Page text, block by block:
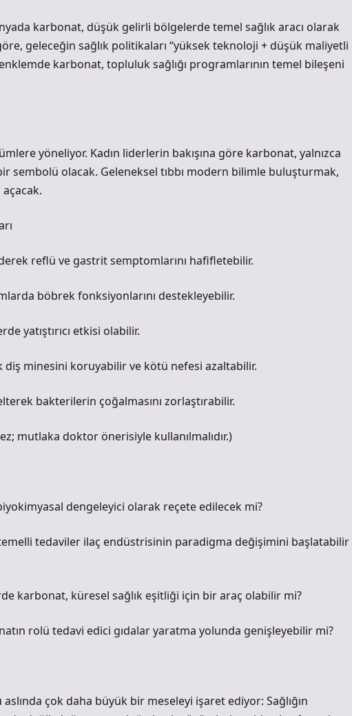
karbonat, düşük gelirli bölgelerde temel sağlık aracı olarak
geleceğin sağlık politikaları “yüksek teknoloji + düşük maliyetli
karbonat, topluluk sağlığı programlarının temel bileşeni
yöneliyor. Kadın liderlerin bakışına göre karbonat, yalnızca
sembolü olacak. Geleneksel tıbbı modern bilimle buluşturmak,
reflü ve gastrit semptomlarını hafifletebilir.
böbrek fonksiyonlarını destekleyebilir.
yatıştırıcı etkisi olabilir.
diş minesini koruyabilir ve kötü nefesi azaltabilir.
bakterilerin çoğalmasını zorlaştırabilir.
mutlaka doktor önerisiyle kullanılmalıdır.)
dengeleyici olarak reçete edilecek mi?
tedaviler ilaç endüstrisinin paradigma değişimini başlatabilir
karbonat, küresel sağlık eşitliği için bir araç olabilir mi?
rolü tedavi edici gıdalar yaratma yolunda genişleyebilir mi?
çok daha büyük bir meseleyi işaret ediyor: Sağlığın